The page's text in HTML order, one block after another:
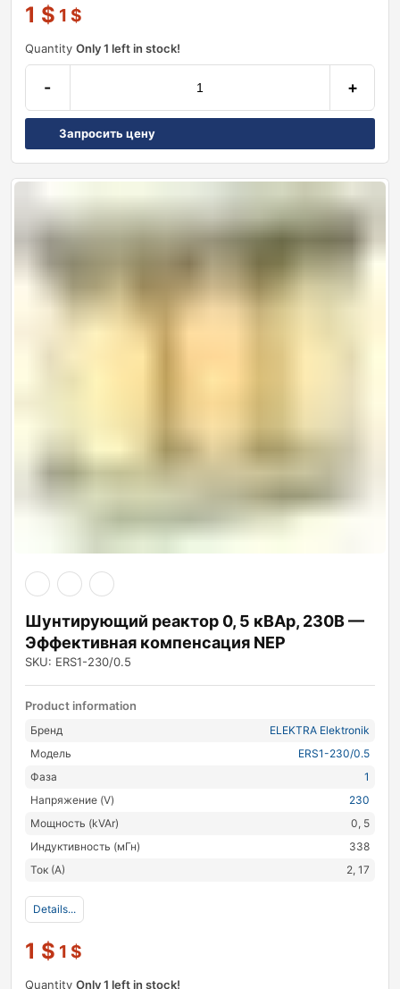
1 $ 1 $
Quantity Only 1 left in stock!
- +
Запросить цену
Шунтирующий реактор 0, 5 кВАр, 230В —
Эффективная компенсация NEP
SKU: ERS1-230/0.5
Product information
Бренд
ELEKTRA Elektronik
Модель
ERS1-230/0.5
Фаза
1
Напряжение (V)
230
Мощность (kVAr)
0, 5
Индуктивность (мГн)
338
Ток (А)
2, 17
Details...
1 $ 1 $
Quantity Only 1 left in stock!